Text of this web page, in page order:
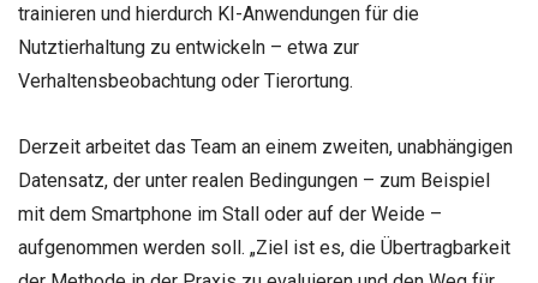
trainieren und hierdurch KI-Anwendungen für die
Nutztierhaltung zu entwickeln – etwa zur
Verhaltensbeobachtung oder Tierortung.
Derzeit arbeitet das Team an einem zweiten, unabhängigen
Datensatz, der unter realen Bedingungen – zum Beispiel
mit dem Smartphone im Stall oder auf der Weide –
aufgenommen werden soll. „Ziel ist es, die Übertragbarkeit